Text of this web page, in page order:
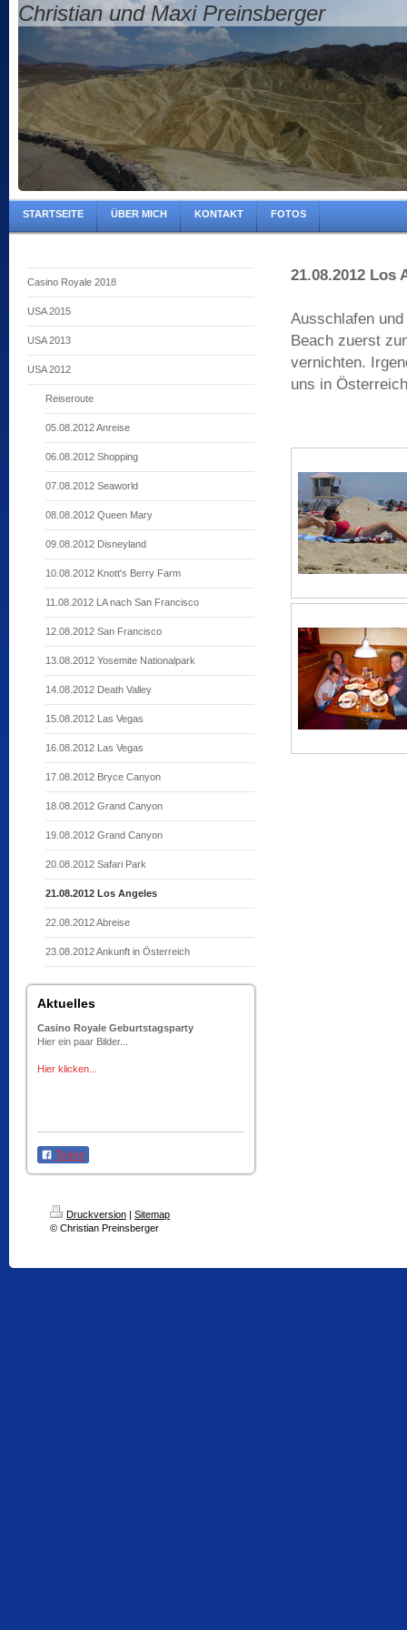
Christian und Maxi Preinsberger
STARTSEITE ÜBER MICH KONTAKT FOTOS
Casino Royale 2018
USA 2015
USA 2013
USA 2012
Reiseroute
05.08.2012 Anreise
06.08.2012 Shopping
07.08.2012 Seaworld
08.08.2012 Queen Mary
09.08.2012 Disneyland
10.08.2012 Knott's Berry Farm
11.08.2012 LA nach San Francisco
12.08.2012 San Francisco
13.08.2012 Yosemite Nationalpark
14.08.2012 Death Valley
15.08.2012 Las Vegas
16.08.2012 Las Vegas
17.08.2012 Bryce Canyon
18.08.2012 Grand Canyon
19.08.2012 Grand Canyon
20.08.2012 Safari Park
21.08.2012 Los Angeles
22.08.2012 Abreise
23.08.2012 Ankunft in Österreich
Aktuelles
Casino Royale Geburtstagsparty
Hier ein paar Bilder...
Hier klicken...
Teilen
21.08.2012 Los
Ausschlafen
Beach zuerst
vernichten.
uns in
Druckversion | Sitemap
© Christian Preinsberger